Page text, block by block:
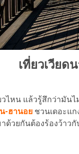
เที่ยวเวียด
ไหน แล้วรู้สึกว่ามันไ
-ฮานอย ชวนเดอะแ
ด้วยกันต้องร้องว้าว